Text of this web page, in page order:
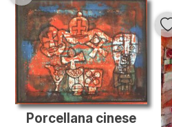
Porcellana cinese